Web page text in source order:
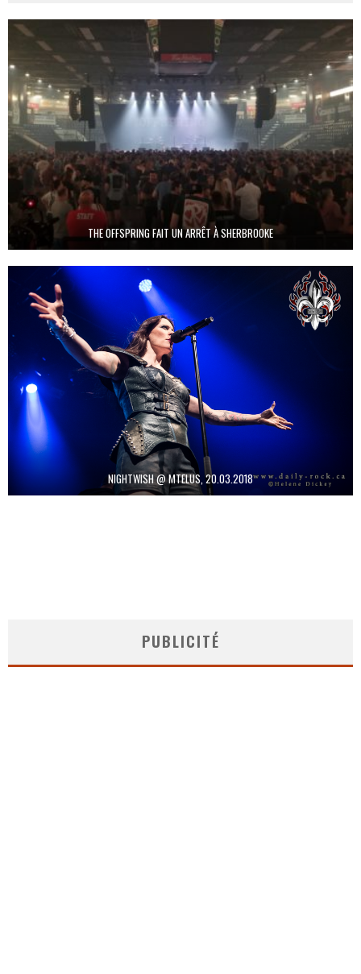
THE OFFSPRING FAIT UN ARRÊT À SHERBROOKE
NIGHTWISH @ MTELUS, 20.03.2018
PUBLICITÉ